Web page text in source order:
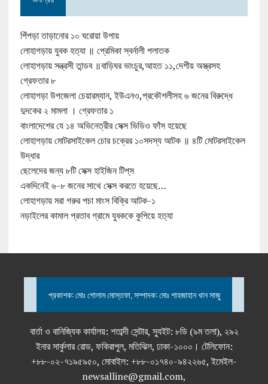
পিঁপড়া তাড়ানোর ১০ ঘরোয়া উপায়
লোহাগড়ায় যুবক হত্যা ॥ প্রেমিকা স্বর্নালী পলাতক
লোহাগড়ায় সন্ত্রসী তান্ডব ॥বাড়িঘর ভাংচুর,আহত ১১,দেশীয় অস্ত্রসহ
গ্রেফতার ৮
লোহাগড়া উপজেলা চেয়ারম্যান, ইউএনও,প্রকৌশলীসহ ৬ জনের বিরুদ্ধে
দুদকের ২ মামলা । গ্রেফতার ১
বাংলাদেশের যে ১৪ অভিনেত্রীর সেক্স ভিডিও ফাঁস হয়েছে
লোহাগড়ায় মোটরসাইকেল চোর চক্রের ১০সদস্য আটক ॥ ৪টি মোটরসাইকেল
উদ্ধার
ছেলেদের জন্য ৮টি সেক্স হাইজিন টিপ্‌স
একদিনেই ৬-৮ জনের সাথে সেক্স করতে হয়েছে…
লোহাগড়ায় মরা গরুর পচা মাংস বিক্রি আটক-১
নড়াইলের কামাল প্রতাব গ্রামে যুবককে কুপিয়ে হত্যা
প্রকাশক: মোঃ গোলাম মোস্তফা, সম্পাদক: মোঃ শাহজাহান খান সাজু
বার্তা ও বানিজ্যিক কার্যালয়: শতাব্দী সেন্টার, স্যুইট: ৮ডি (৯ম তলা), ২৯২
ইনার সার্কুলার রোড, ফকিরাপুল, মতিঝিল, ঢাকা-১০০০। টেলিফোন:
+৮৮-০২-৭১৯৫৯৫০, মোবাইল: +৮৮-০১৭৪০-৯৪২২৬৫, ইমেইল-
newsalline@gmail.com,